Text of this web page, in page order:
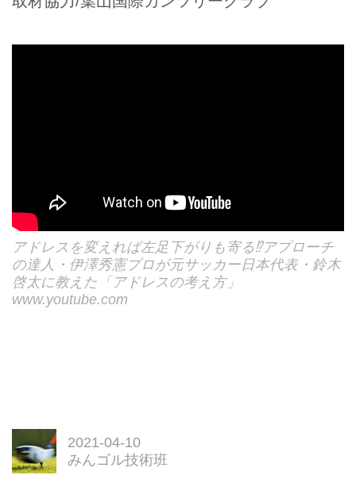
アドレスを変えれば左足下がりも寄る⁉アプローチ
の達人・伊澤秀憲プロが元サッカー日本代表・鈴木
啓太に教えた「アドレスの考え方」
www.youtube.com
2021-04-10
みんゴル技術班